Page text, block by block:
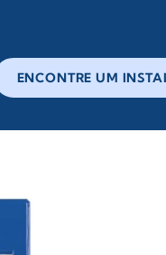
ENCONTRE UM